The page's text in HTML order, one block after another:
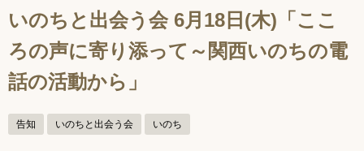
ー
を
開
く
いのちと出会う会 6月18日(木)「ここ
ろの声に寄り添って～関西いのちの電
話の活動から」
告知 いのちと出会う会 いのち